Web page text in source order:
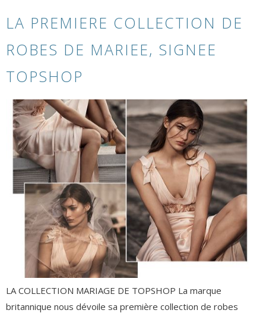
LA PREMIERE COLLECTION DE
ROBES DE MARIEE, SIGNEE
TOPSHOP
LA COLLECTION MARIAGE DE TOPSHOP La marque
britannique nous dévoile sa première collection de robes